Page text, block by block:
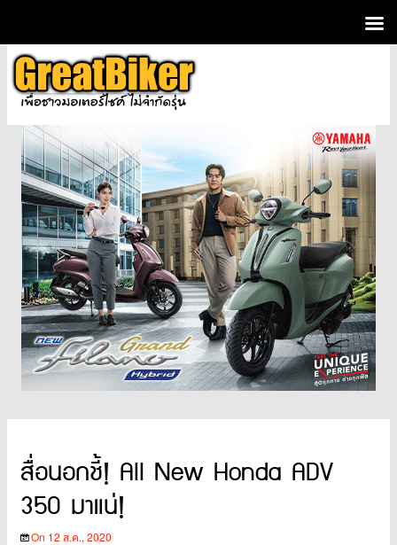
สื่อนอกชี้! All New Honda ADV
350 มาแน่!
On 12 ส.ค., 2020